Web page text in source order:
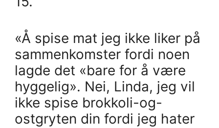
«Å spise mat jeg ikke liker på
sammenkomster fordi noen
lagde det «bare for å være
hyggelig». Nei, Linda, jeg vil
ikke spise brokkoli-og-
ostgryten din fordi jeg hater